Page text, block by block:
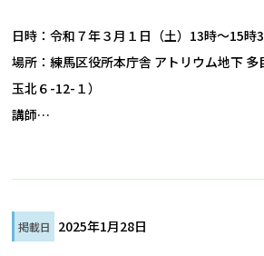
日時：令和７年３月１日（土）13時～15時
場所：練馬区役所本庁舎 アトリウム地下
玉北６-12-１）
講師…
2025年1月28日